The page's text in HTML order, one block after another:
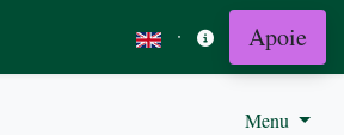
· Apoie
Menu